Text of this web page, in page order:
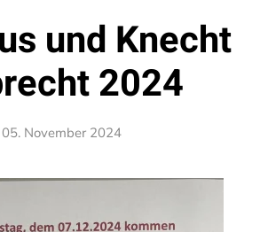
und Knecht
2024
05. November 2024